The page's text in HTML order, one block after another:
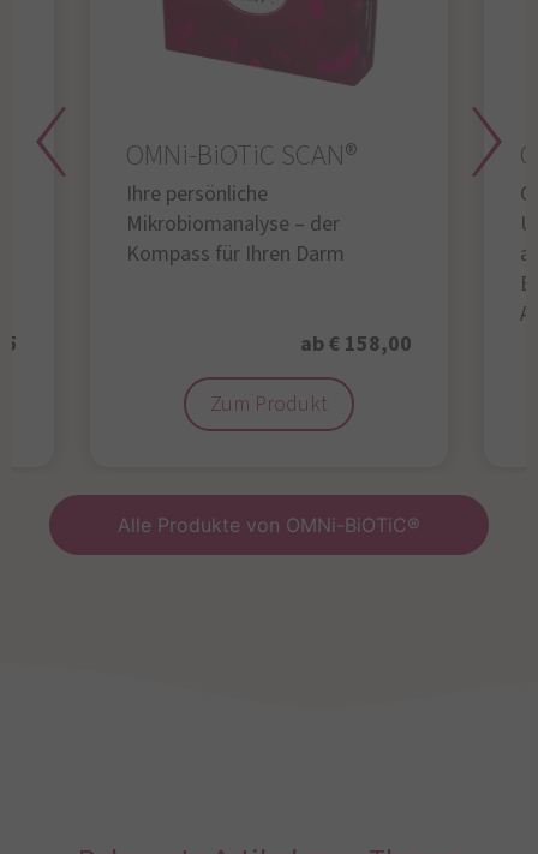
OMNi-BiOTiC SCAN®
Ihre persönliche
Mikrobiomanalyse – der
Kompass für Ihren Darm
ab € 158,00
Zum Produkt
Alle Produkte von OMNi-BiOTiC®